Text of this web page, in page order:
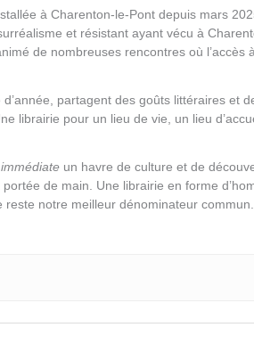
à Charenton-le-Pont depuis mars
et résistant ayant vécu à
de nombreuses rencontres où l’accès
partagent des goûts littéraires et
librairie pour un lieu de vie, un lieu
un havre de culture et de
de main. Une librairie en forme
notre meilleur dénominateur commun.